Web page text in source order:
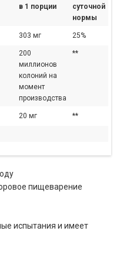
в 1 порции
суточной
нормы
303 мг 25%
200
миллионов
колоний на
момент
производства
**
20 мг **
пищеварение
испытания и имеет